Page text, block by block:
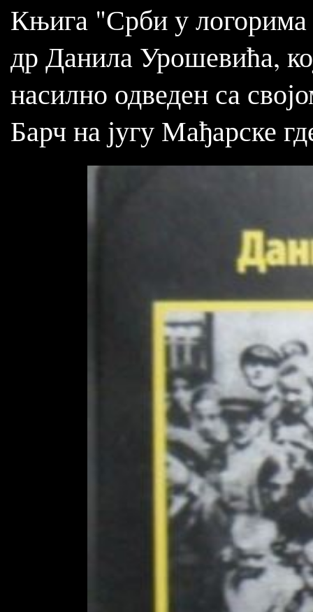
Књига "Срби у логорима
др Данила Урошевића,
насилно одведен са
Барч на југу Мађарске